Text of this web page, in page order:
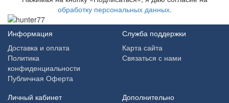
обработку персональных данных.
Информация
Доставка и оплата
Политика
конфиденциальности
Публичная Оферта
Служба поддержки
Карта сайта
Связаться с нами
Личный кабинет
Дополнительно